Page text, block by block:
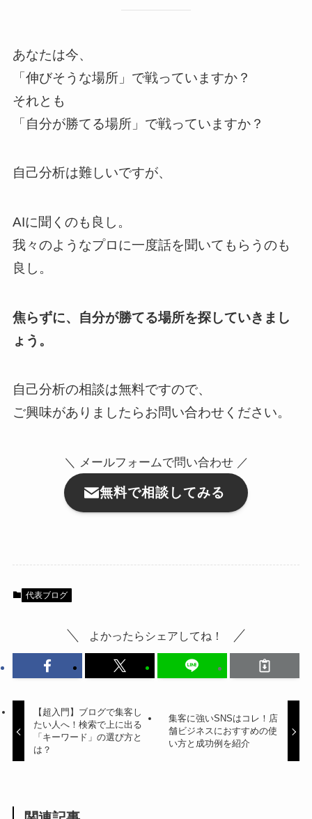
あなたは今、
「伸びそうな場所」で戦っていますか？
それとも
「自分が勝てる場所」で戦っていますか？
自己分析は難しいですが、
AIに聞くのも良し。
我々のようなプロに一度話を聞いてもらうのも
良し。
焦らずに、自分が勝てる場所を探していきまし
ょう。
自己分析の相談は無料ですので、
ご興味がありましたらお問い合わせください。
＼ メールフォームで問い合わせ ／
無料で相談してみる
代表ブログ
よかったらシェアしてね！
【超入門】ブログで集客し
たい人へ！検索で上に出る
「キーワード」の選び方と
は？
集客に強いSNSはコレ！店
舗ビジネスにおすすめの使
い方と成功例を紹介